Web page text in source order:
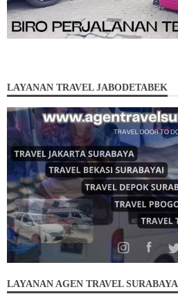
LAYANAN TRAVEL JABODETABEK
LAYANAN AGEN TRAVEL SURABAYA